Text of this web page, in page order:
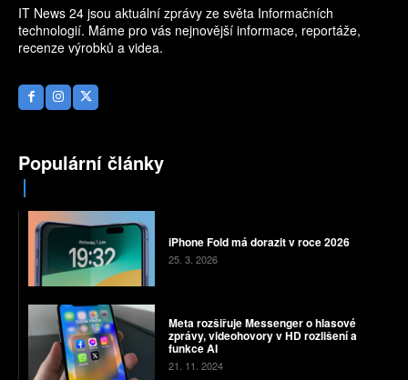
IT News 24 jsou aktuální zprávy ze světa Informačních
technologií. Máme pro vás nejnovější informace, reportáže,
recenze výrobků a videa.
Populární články
iPhone Fold má dorazit v roce 2026
25. 3. 2026
Meta rozšiřuje Messenger o hlasové
zprávy, videohovory v HD rozlišení a
funkce AI
21. 11. 2024